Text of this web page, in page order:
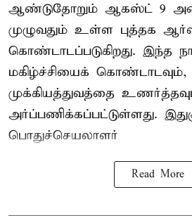
ஆண்டுதோறும் ஆகஸ்ட் 9
முழுவதும் உள்ள புத்தக
கொண்டாடப்படுகிறது. இந்த
மகிழ்ச்சியைக் கொண்டாடவும்,
முக்கியத்துவத்தை
அர்ப்பணிக்கப்பட்டுள்ளது.
பொதுச்செயலாளர்
Read More